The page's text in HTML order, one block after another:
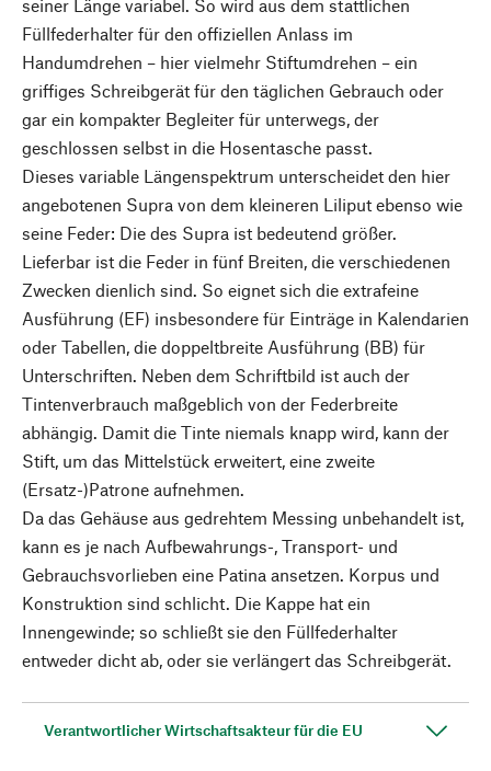
seiner Länge variabel. So wird aus dem stattlichen
Füllfederhalter für den offiziellen Anlass im
Handumdrehen – hier vielmehr Stiftumdrehen – ein
griffiges Schreibgerät für den täglichen Gebrauch oder
gar ein kompakter Begleiter für unterwegs, der
geschlossen selbst in die Hosentasche passt.
Dieses variable Längenspektrum unterscheidet den hier
angebotenen Supra von dem kleineren Liliput ebenso wie
seine Feder: Die des Supra ist bedeutend größer.
Lieferbar ist die Feder in fünf Breiten, die verschiedenen
Zwecken dienlich sind. So eignet sich die extrafeine
Ausführung (EF) insbesondere für Einträge in Kalendarien
oder Tabellen, die doppeltbreite Ausführung (BB) für
Unterschriften. Neben dem Schriftbild ist auch der
Tintenverbrauch maßgeblich von der Federbreite
abhängig. Damit die Tinte niemals knapp wird, kann der
Stift, um das Mittelstück erweitert, eine zweite
(Ersatz-)Patrone aufnehmen.
Da das Gehäuse aus gedrehtem Messing unbehandelt ist,
kann es je nach Aufbewahrungs-, Transport- und
Gebrauchsvorlieben eine Patina ansetzen. Korpus und
Konstruktion sind schlicht. Die Kappe hat ein
Innengewinde; so schließt sie den Füllfederhalter
entweder dicht ab, oder sie verlängert das Schreibgerät.
Verantwortlicher Wirtschaftsakteur für die EU